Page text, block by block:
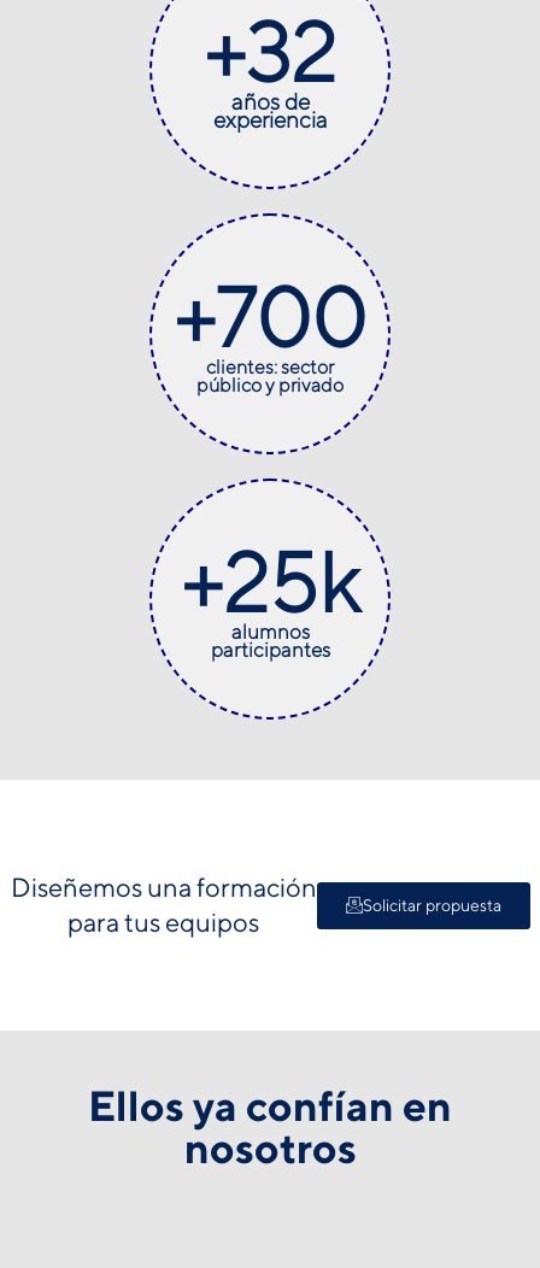
años de
experiencia
+32
clientes: sector
público y privado
+700
alumnos
participantes
+25k
Diseñemos una formación
para tus equipos
Solicitar propuesta
Ellos ya confían en
nosotros